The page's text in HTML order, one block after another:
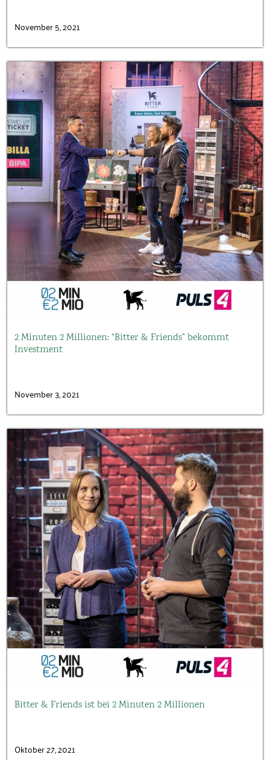
November 5, 2021
2 Minuten 2 Millionen: “Bitter & Friends” bekommt
Investment
November 3, 2021
Bitter & Friends ist bei 2 Minuten 2 Millionen
Oktober 27, 2021